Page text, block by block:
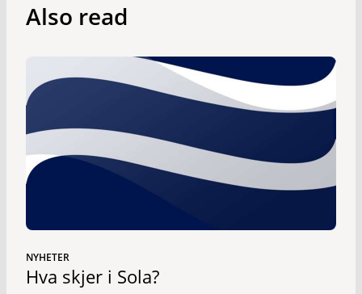
Also read
NYHETER
Hva skjer i Sola?